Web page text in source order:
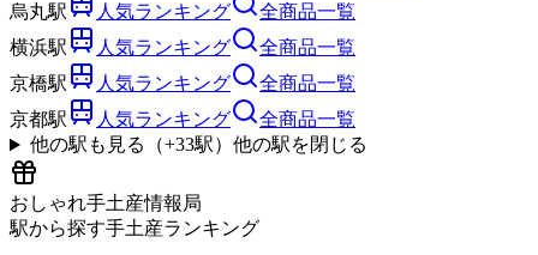
烏丸駅
人気ランキング
全商品一覧
横浜駅
人気ランキング
全商品一覧
京橋駅
人気ランキング
全商品一覧
京都駅
人気ランキング
全商品一覧
他の駅も見る（+33駅） 他の駅を閉じる
おしゃれ手土産情報局
駅から探す手土産ランキング